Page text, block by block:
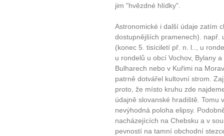
jim "hvězdné hlídky".
Astronomické i další údaje zatím
dostupnějších pramenech). např.
(konec 5. tisíciletí př. n. l.., u
u rondelů u obcí Vochov, Bylany
Bulharech nebo v Kuřimi na
patrně dotvářel kultovní strom.
proto, že místo kruhu zde
údajně slovanské hradiště. Tomu
nevýhodná poloha elipsy.
nacházejících na Chebsku a v
pevností na tamní obchodní